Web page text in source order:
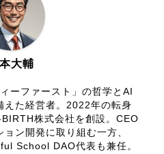
大輔
ーファースト」の哲学とAI
えた経営者。2022年の転身
株式会社を創設。CEO
ン開発に取り組む一方、
School DAO代表も兼任。